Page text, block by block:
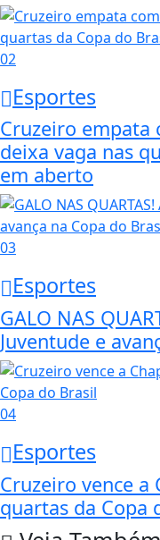
02
Esportes
Cruzeiro empata
deixa vaga nas
em aberto
03
Esportes
GALO NAS
Juventude e
04
Esportes
Cruzeiro vence a
quartas da Copa